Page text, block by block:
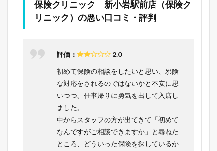
保険クリニック 新小岩駅前店（保険ク
リニック）の悪い口コミ・評判
評価： 2.0
初めて保険の相談をしたいと思い、邪険
な対応をされるのではないかと不安に思
いつつ、仕事帰りに勇気を出して入店し
ました。
中からスタッフの方が出てきて「初めて
なんですがご相談できますか」と尋ねた
ところ、どういった保険を探しているか